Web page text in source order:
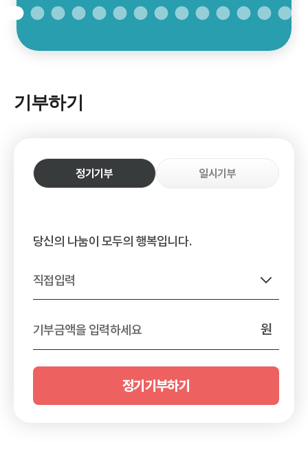
기부하기
정기기부 일시기부
당신의 나눔이 모두의 행복입니다.
직접입력
기부금액을 입력하세요 원
정기기부하기